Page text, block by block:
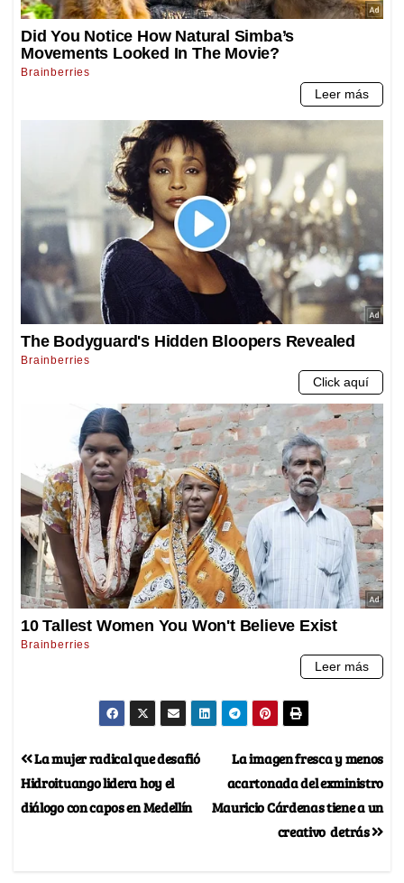
La imagen fresca y menos
acartonada del exministro
Mauricio Cárdenas tiene a un
creativo detrás
La mujer radical que desafió
Hidroituango lidera hoy el
diálogo con capos en Medellín